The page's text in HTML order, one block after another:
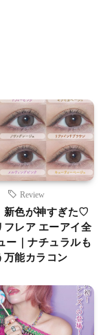
Review
新色が神すぎた♡
フレア エーアイ全
ー｜ナチュラルも
万能カラコン